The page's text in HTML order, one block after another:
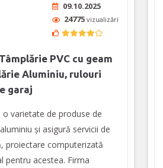
09.10.2025
24775 vizualizări
PVC cu geam
Aluminiu, rulouri
garaj
o varietate de produse de
și asigură servicii de
proiectare computerizată
pentru acestea. Firma